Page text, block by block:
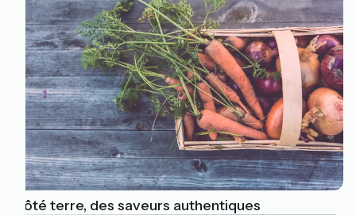
Côté terre, des saveurs authentiques